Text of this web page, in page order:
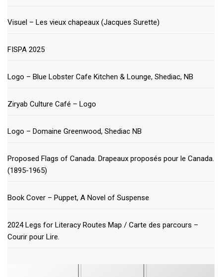
Visuel – Les vieux chapeaux (Jacques Surette)
FISPA 2025
Logo – Blue Lobster Cafe Kitchen & Lounge, Shediac, NB
Ziryab Culture Café – Logo
Logo – Domaine Greenwood, Shediac NB
Proposed Flags of Canada. Drapeaux proposés pour le Canada.
(1895-1965)
Book Cover – Puppet, A Novel of Suspense
2024 Legs for Literacy Routes Map / Carte des parcours –
Courir pour Lire.